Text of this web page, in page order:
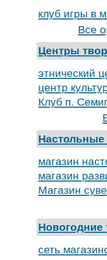
клуб игры в
Все
Центры
этнический
центр
Клуб п.
магазин
магазин
Магазин
Новогодние
сеть